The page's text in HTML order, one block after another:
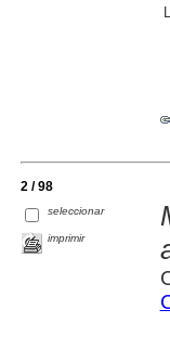
2 / 98
seleccionar
imprimir